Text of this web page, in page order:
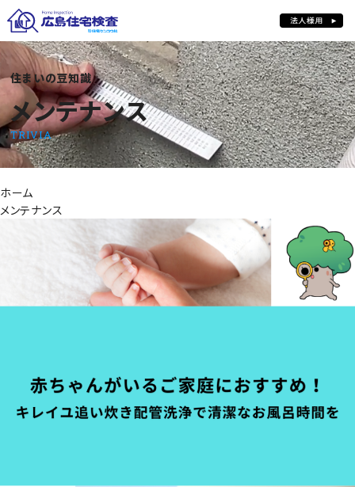
メンテナンス
住まいの豆知識
メンテナンス
TRIVIA
ホーム
メンテナンス